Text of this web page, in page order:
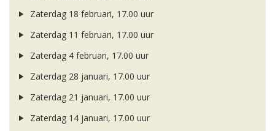
Zaterdag 18 februari, 17.00 uur
Zaterdag 11 februari, 17.00 uur
Zaterdag 4 februari, 17.00 uur
Zaterdag 28 januari, 17.00 uur
Zaterdag 21 januari, 17.00 uur
Zaterdag 14 januari, 17.00 uur